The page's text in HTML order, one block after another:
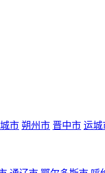
市 朔州市 晋中市 运城